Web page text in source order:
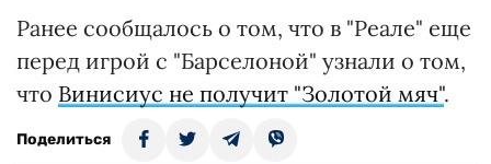
Ранее сообщалось о том, что в "Реале" еще
перед игрой с "Барселоной" узнали о том,
что Винисиус не получит "Золотой мяч".
Поделиться